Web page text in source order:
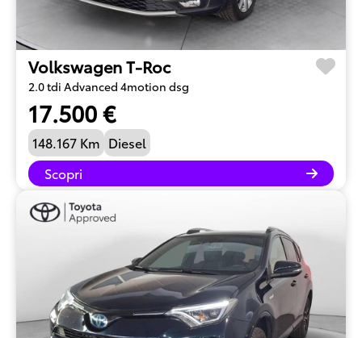
Volkswagen T-Roc
2.0 tdi Advanced 4motion dsg
17.500 €
148.167 Km Diesel
Scopri